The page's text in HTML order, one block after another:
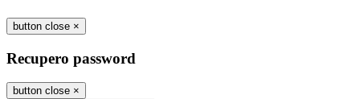
button close ×
Recupero password
button close ×